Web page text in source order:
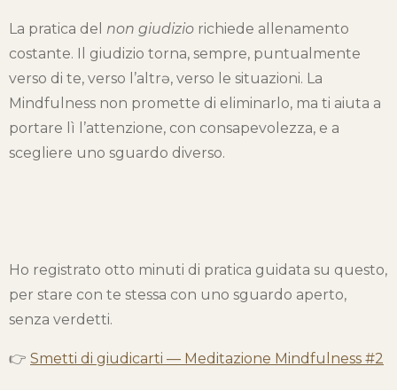
La pratica del non giudizio richiede allenamento
costante. Il giudizio torna, sempre, puntualmente
verso di te, verso l’altrə, verso le situazioni. La
Mindfulness non promette di eliminarlo, ma ti aiuta a
portare lì l’attenzione, con consapevolezza, e a
scegliere uno sguardo diverso.
Ho registrato otto minuti di pratica guidata su questo,
per stare con te stessa con uno sguardo aperto,
senza verdetti.
👉 Smetti di giudicarti — Meditazione Mindfulness #2